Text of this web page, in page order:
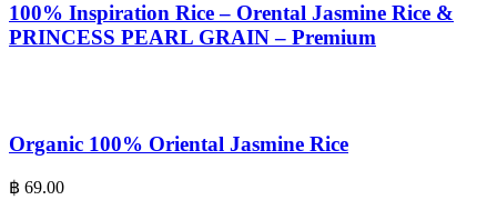
100% Inspiration Rice – Orental Jasmine Rice &
PRINCESS PEARL GRAIN – Premium
Organic 100% Oriental Jasmine Rice
฿ 69.00